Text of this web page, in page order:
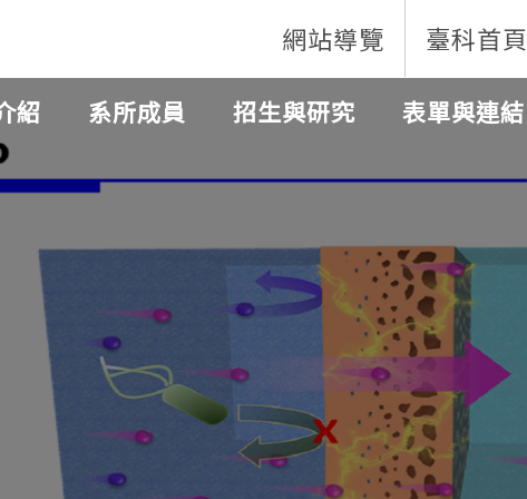
網站導覽 臺科首頁
紹 系所成員 招生與研究 表單與連結